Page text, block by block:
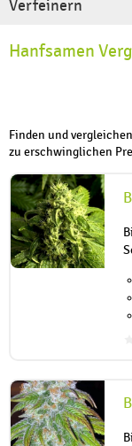
Verfeinern
Hanfsamen
Finden und
zu erschwinglichen